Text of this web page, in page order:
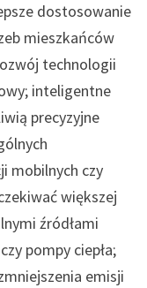
dostosowanie
mieszkańców
technologii
inteligentne
precyzyjne
mobilnych czy
większej
źródłami
pompy ciepła;
emisji